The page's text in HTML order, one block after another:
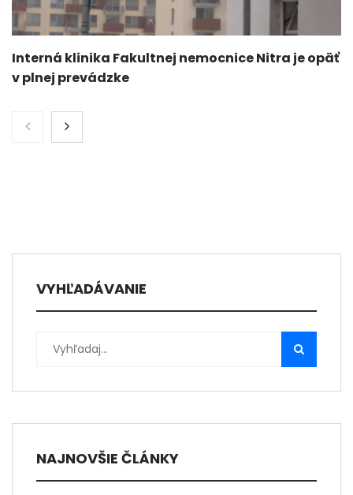
Interná klinika Fakultnej nemocnice Nitra je opäť
v plnej prevádzke
VYHĽADÁVANIE
NAJNOVŠIE ČLÁNKY